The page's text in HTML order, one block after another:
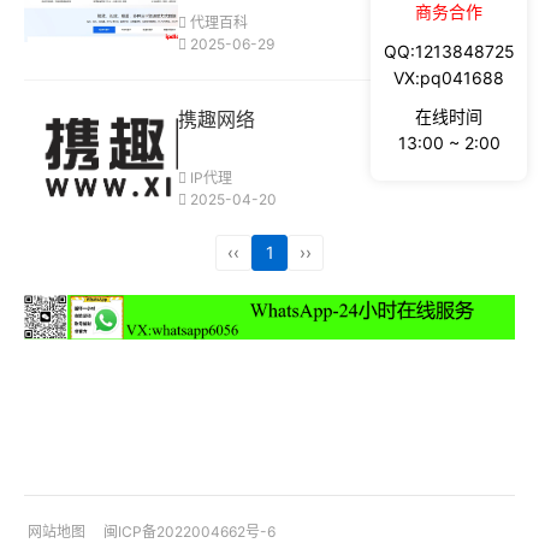
代理百科
2025-06-29
携趣网络
IP代理
2025-04-20
‹‹ 1 ››
网站地图 闽ICP备2022004662号-6
商务合作
QQ:1213848725
VX:pq041688
在线时间
13:00 ~ 2:00